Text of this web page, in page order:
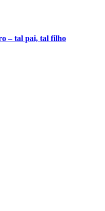
– tal pai, tal filho